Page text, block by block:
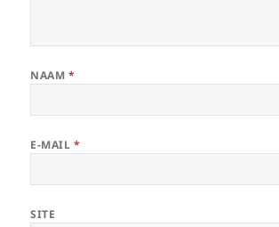
NAAM *
E-MAIL *
SITE